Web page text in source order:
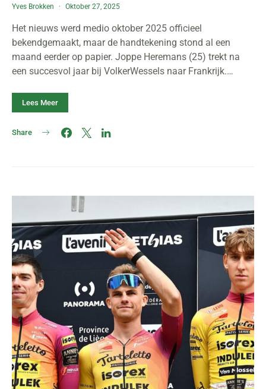
Yves Brokken Oktober 27, 2025
Het nieuws werd medio oktober 2025 officieel
bekendgemaakt, maar de handtekening stond al een
maand eerder op papier. Joppe Heremans (25) trekt na
een succesvol jaar bij VolkerWessels naar Frankrijk.…
Lees Meer
Share